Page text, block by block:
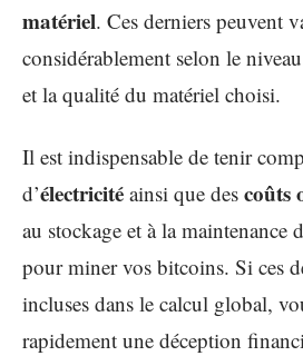
matériel. Ces derniers peuvent
considérablement selon le
et la qualité du matériel choisi.
Il est indispensable de tenir
d’électricité ainsi que des coûts
au stockage et à la maintenance
pour miner vos bitcoins. Si ces
incluses dans le calcul global,
rapidement une déception